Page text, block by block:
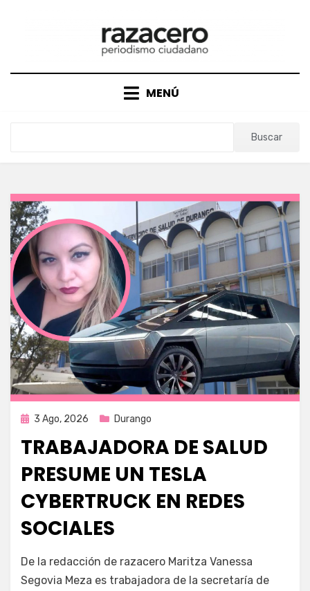
MENÚ
Buscar
Publicada
3 Ago, 2026 Durango
TRABAJADORA DE SALUD
PRESUME UN TESLA
CYBERTRUCK EN REDES
SOCIALES
por Fernando Miranda Servín
De la redacción de razacero Maritza Vanessa
Segovia Meza es trabajadora de la secretaría de